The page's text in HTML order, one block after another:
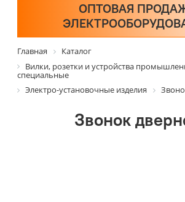
ОПТОВАЯ
Главная
Каталог
Вилки, розетки и устройства
специальные
Электро-установочные изделия
Звонок